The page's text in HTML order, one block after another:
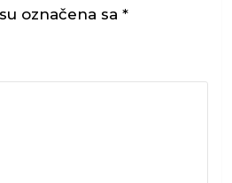
označena sa *